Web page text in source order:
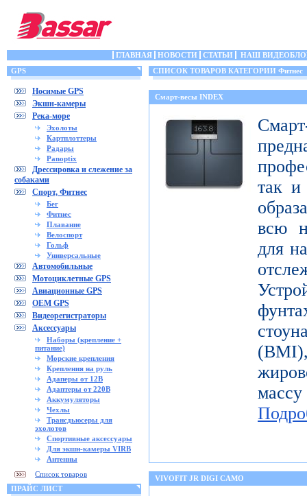
ГЛАВНАЯ НОВОСТИ СТАТЬИ
НАШ
GPS
Носимые GPS
Экшн-камеры
Река-море
Эхолоты
Картплоттеры
Радары
Panoptix
Дрессировка и слежение за
собаками
Спорт, Фитнес
Бег
Фитнес
Плавание
Велоспорт
Гольф
Универсальные
Автомобильные
Мотоциклетные GPS
Авиационные GPS
OEM GPS
Видеорегистраторы
Аксессуары
Наборы (крепление +
питание)
Морские крепления
Крепления на руль
Адаперы от 12В
Адаптеры от 220В
Аккумуляторы
Чехлы
Трансдьюсеры для
эхолотов
Спортивные аксессуары
Для экшн-камеры VIRB
Антенны
Список товаров
ПРАЙС ЛИСТ
СПИСОК ТОВАРОВ КАТЕГОРИИ Фитнес
Смарт-весы INDEX
так и
всю
для
VIVOFIT JR DIGI CAMO